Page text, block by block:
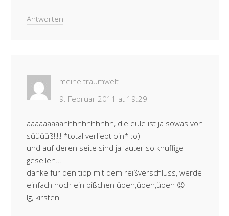
Antworten
meine traumwelt
9. Februar 2011 at 19:29
aaaaaaaaahhhhhhhhhhh, die eule ist ja sowas von
süüüüß!!!!! *total verliebt bin* :o)
und auf deren seite sind ja lauter so knuffige
gesellen…
danke für den tipp mit dem reißverschluss, werde
einfach noch ein bißchen üben,üben,üben 😉
lg, kirsten